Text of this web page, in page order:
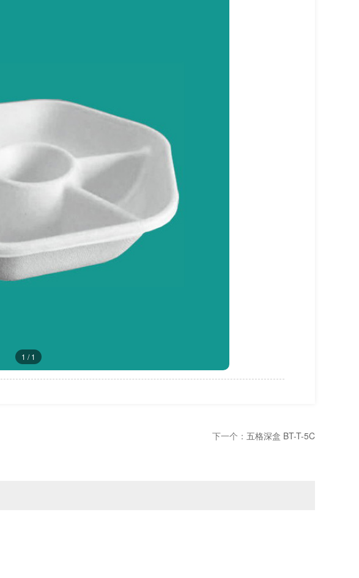
1 /1
下一个： 五格深盒 BT-T-5C